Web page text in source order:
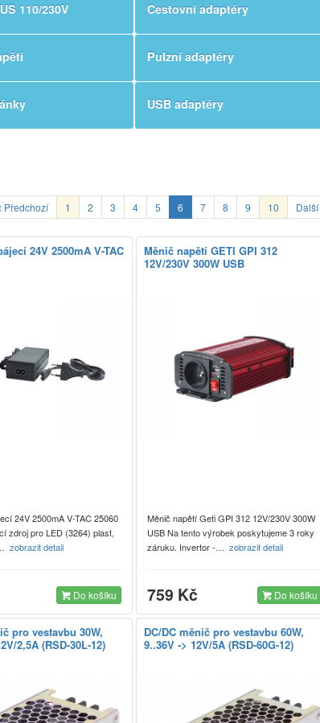
110/230V Cestovní adaptéry
Pulzní adaptéry
USB adaptéry
Předchozí 1 2 3 4 5 6 7 8 9 10 Další
24V 2500mA V-TAC
24V 2500mA V-TAC 25060
zdroj pro LED (3264) plast,
zobrazit detail
Do košíku
Měnič napětí GETI GPI 312
12V/230V 300W USB
Měnič napětí Geti GPI 312 12V/230V 300W
USB Na tento výrobek poskytujeme 3 roky
záruku. Invertor -… zobrazit detail
759 Kč Do košíku
pro vestavbu 30W,
2,5A (RSD-30L-12)
DC/DC měnič pro vestavbu 60W,
9..36V -> 12V/5A (RSD-60G-12)